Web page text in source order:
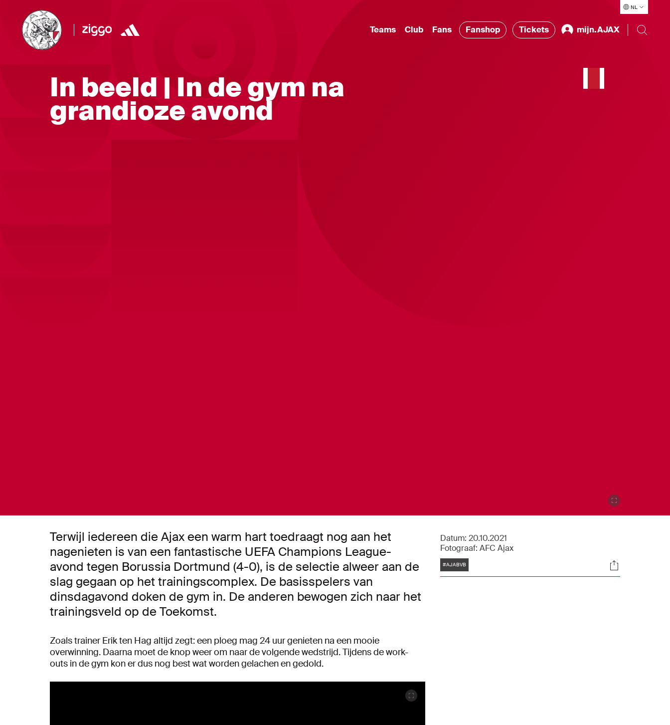
NL
Teams Club Fans Fanshop Tickets mijn.AJAX
In beeld | In de gym na
grandioze avond
Terwijl iedereen die Ajax een warm hart toedraagt nog aan het
nagenieten is van een fantastische UEFA Champions League-
avond tegen Borussia Dortmund (4-0), is de selectie alweer aan de
slag gegaan op het trainingscomplex. De basisspelers van
dinsdagavond doken de gym in. De anderen bewogen zich naar het
trainingsveld op de Toekomst.
Datum: 20.10.2021
Fotograaf: AFC Ajax
Tags
#AJABVB Socials
Zoals trainer Erik ten Hag altijd zegt: een ploeg mag 24 uur genieten na een mooie
overwinning. Daarna moet de knop weer om naar de volgende wedstrijd. Tijdens de work-
outs in de gym kon er dus nog best wat worden gelachen en gedold.